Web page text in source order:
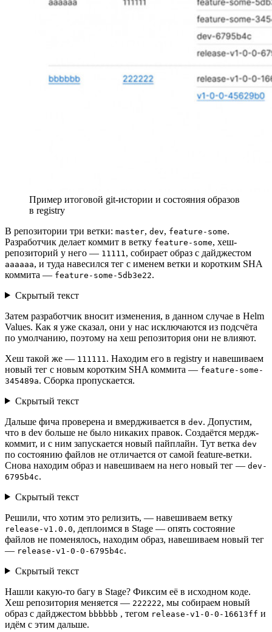
Пример итоговой git-истории и состояния образов
в registry
В репозитории три ветки: master, dev, feature-some.
Разработчик делает коммит в ветку feature-some, хеш-
репозиторий у него — 11111 , собирает образ с дайджестом
аааааа, и туда навесился тег с именем ветки и коротким SHA
коммита — feature-some-5db3e22.
Скрытый текст
Затем разработчик вносит изменения, в данном случае в Helm
Values. Как я уже сказал, они у нас исключаются из подсчёта
по умолчанию, поэтому на хеш репозитория они не влияют.
Хеш такой же — 111111 . Находим его в registry и навешиваем
новый тег с новым коротким SHA коммита — feature-some-
345489a. Сборка пропускается.
Скрытый текст
Дальше фича проверена и вмердживается в dev. Допустим,
что в dev больше не было никаких правок. Создаётся мердж-
коммит, и с ним запускается новый пайплайн. Тут ветка dev
по состоянию файлов не отличается от самой feature-ветки.
Снова находим образ и навешиваем на него новый тег — dev-
6795b4c.
Скрытый текст
Решили, что хотим это релизить, — навешиваем ветку
release-v1.0.0, деплоимся в Stage — опять состояние
файлов не поменялось, находим образ, навешиваем новый тег
— release-v1-0-0-6795b4c.
Скрытый текст
Нашли какую-то багу в Stage? Фиксим её в исходном коде.
Хеш репозитория меняется — 222222, мы собираем новый
образ с дайджестом bbbbbb , тегом release-v1-0-0-16613ff и
идём с этим дальше.